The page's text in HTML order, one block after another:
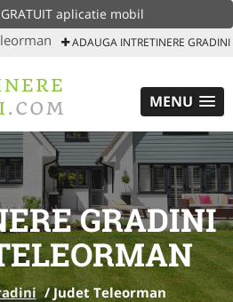
aplicatie mobil
ADAUGA INTRETINERE GRADINI
MENU
GRADINI
/Judet Teleorman